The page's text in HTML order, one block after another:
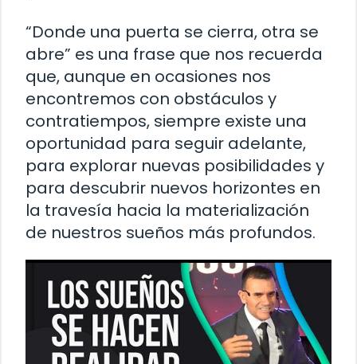
“Donde una puerta se cierra, otra se
abre” es una frase que nos recuerda
que, aunque en ocasiones nos
encontremos con obstáculos y
contratiempos, siempre existe una
oportunidad para seguir adelante,
para explorar nuevas posibilidades y
para descubrir nuevos horizontes en
la travesía hacia la materialización
de nuestros sueños más profundos.